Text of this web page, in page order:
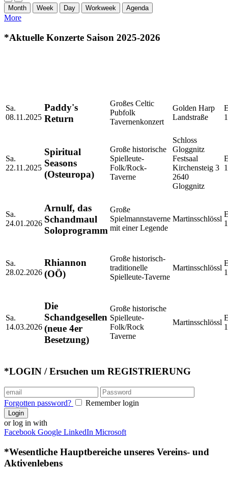
Month Week Day Workweek Agenda
More
*Aktuelle Konzerte Saison 2025-2026
Sa.
08.11.2025
Paddy's
Return
Großes Celtic
Pubfolk
Tavernenkonzert
Golden Harp
Landstraße
Sa.
22.11.2025
Spiritual
Seasons
(Osteuropa)
Große historische
Spielleute-
Folk/Rock-
Taverne
Schloss
Gloggnitz
Festsaal
Kirchensteig 3
2640
Gloggnitz
Sa.
24.01.2026
Arnulf, das
Schandmaul
Soloprogramm
Große
Spielmannstaverne
mit einer Legende
Martinsschlössl
Sa.
28.02.2026
Rhiannon
(OÖ)
Große historisch-
traditionelle
Spielleute-Taverne
Martinsschlössl
Sa.
14.03.2026
Die
Schandgesellen
(neue 4er
Besetzung)
Große historische
Spielleute-
Folk/Rock
Taverne
Martinsschlössl
*LOGIN / Ersuchen um REGISTRIERUNG
Forgotten password? Remember login
Login
or log in with
Facebook Google LinkedIn Microsoft
*Wesentliche Hauptbereiche unseres Vereins- und
Aktivenlebens